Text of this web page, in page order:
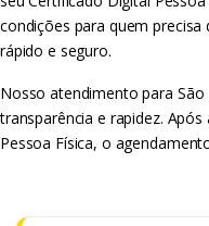
condições para quem precisa
rápido e seguro.
Nosso atendimento para
transparência e rapidez.
Pessoa Física, o